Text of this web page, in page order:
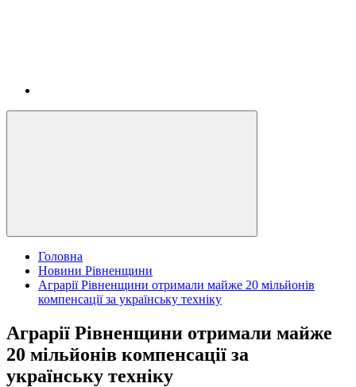
Головна
Новини Рівненщини
Аграрії Рівненщини отримали майже 20 мільйонів
компенсації за українську техніку
Аграрії Рівненщини отримали майже
20 мільйонів компенсації за
українську техніку